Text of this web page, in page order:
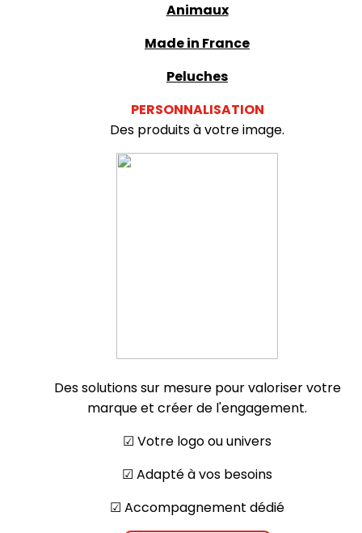
Animaux
Made in France
Peluches
PERSONNALISATION
Des produits à votre image.
Des solutions sur mesure pour valoriser votre
marque et créer de l'engagement.
☑︎ Votre logo ou univers
☑︎ Adapté à vos besoins
☑︎ Accompagnement dédié